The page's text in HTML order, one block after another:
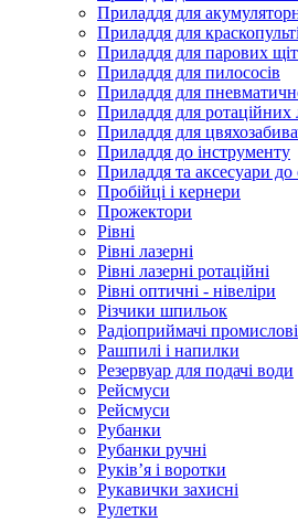
Приладдя для
Приладдя для
Приладдя для парових
Приладдя для пилососів
Приладдя для
Приладдя для ротаційних
Приладдя для
Приладдя до інструменту
Приладдя та аксесуари до
Пробійці і кернери
Прожектори
Рівні
Рівні лазерні
Рівні лазерні ротаційні
Рівні оптичні - нівеліри
Різчики шпильок
Радіоприймачі промислові
Рашпилі і напилки
Резервуар для подачі води
Рейсмуси
Рейсмуси
Рубанки
Рубанки ручні
Руківʼя і воротки
Рукавички захисні
Рулетки